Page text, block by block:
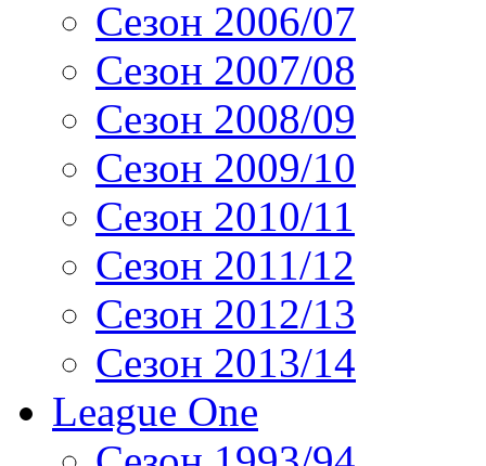
Сезон 2006/07
Сезон 2007/08
Сезон 2008/09
Сезон 2009/10
Сезон 2010/11
Сезон 2011/12
Сезон 2012/13
Сезон 2013/14
League One